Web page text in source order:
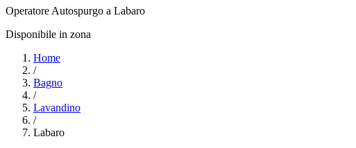
Operatore Autospurgo a Labaro
Disponibile in zona
Home
/
Bagno
/
Lavandino
/
Labaro